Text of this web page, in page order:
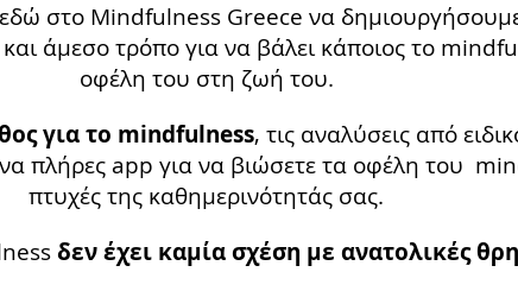
στο Mindfulness Greece να
και άμεσο τρόπο για να βάλει κάποιος το
οφέλη του στη ζωή του.
για το mindfulness, τις αναλύσεις από
πλήρες app για να βιώσετε τα οφέλη του
πτυχές της καθημερινότητάς σας.
δεν έχει καμία σχέση με ανατολικές